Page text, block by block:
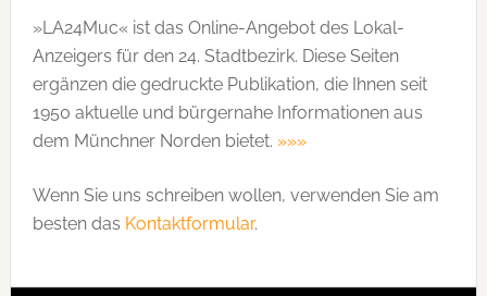
»LA24Muc« ist das Online-Angebot des Lokal-
Anzeigers für den 24. Stadtbezirk. Diese Seiten
ergänzen die gedruckte Publi­kation, die Ihnen seit
1950 aktuelle und bürgernahe Informationen aus
dem Münchner Norden bietet. »»»
Wenn Sie uns schreiben wollen, verwenden Sie am
besten das Kontaktformular.